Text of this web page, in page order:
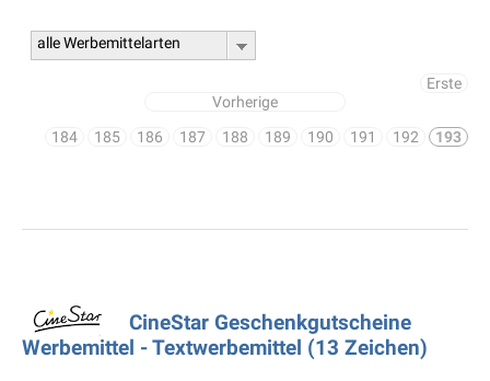
alle Werbemittelarten
Erste
Vorherige
184
185 186 187 188 189 190 191 192 193
CineStar Geschenkgutscheine
Werbemittel - Textwerbemittel (13 Zeichen)